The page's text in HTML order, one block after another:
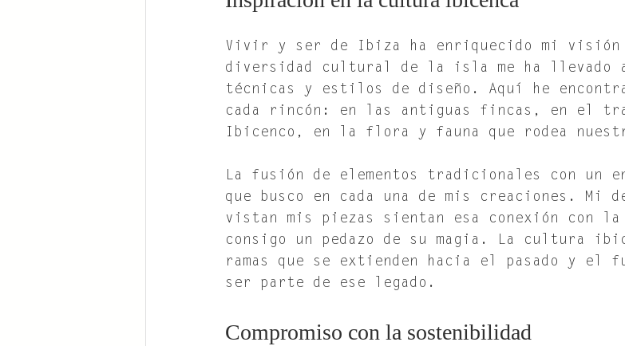
Vivir y ser de Ibiza ha enriquecido mi
diversidad cultural de la isla me ha llevado
técnicas y estilos de diseño. Aquí he
cada rincón: en las antiguas fincas, en el
Ibicenco, en la flora y fauna que rodea
La fusión de elementos tradicionales con un
que busco en cada una de mis creaciones. Mi
vistan mis piezas sientan esa conexión con
consigo un pedazo de su magia. La cultura
ramas que se extienden hacia el pasado y el
ser parte de ese legado.
Compromiso con la sostenibilidad